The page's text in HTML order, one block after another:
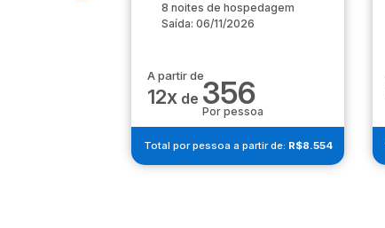
8 noites de hospedagem
Saída: 06/11/2026
A partir de
12x de 356
Por pessoa
Total por pessoa a partir de: R$8.554